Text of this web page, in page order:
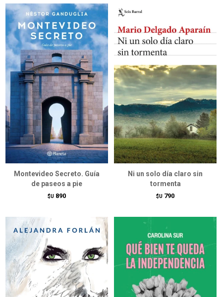
Montevideo Secreto. Guía
de paseos a pie
$U 890
Ni un solo día claro sin
tormenta
$U 790